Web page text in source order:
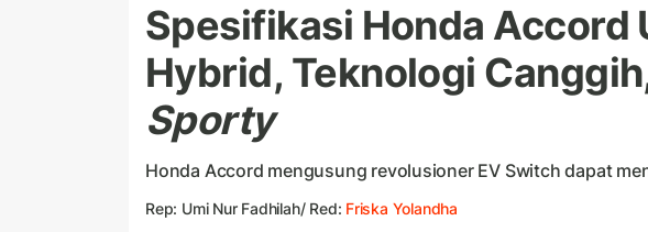
Spesifikasi Honda Accord
Hybrid, Teknologi
Sporty
Honda Accord mengusung revolusioner EV Switch dapat
Rep: Umi Nur Fadhilah/ Red: Friska Yolandha